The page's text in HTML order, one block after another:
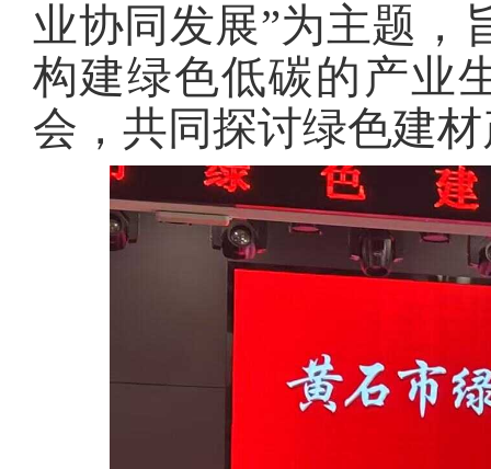
业协同发展”为主题，
构建绿色低碳的产业
会，共同探讨绿色建